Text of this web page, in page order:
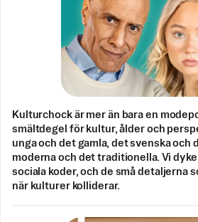
Kulturchock är mer än bara en
smältdegel för kultur, ålder och
unga och det gamla, det svenska och
moderna och det traditionella. Vi
sociala koder, och de små detaljerna
när kulturer kolliderar.